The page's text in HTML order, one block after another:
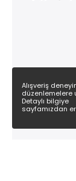
Alışveriş
düzenlemelere
Detaylı bilgiye
sayfamızdan